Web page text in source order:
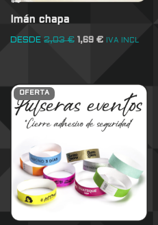
Imán chapa
DESDE 2,03€ 1,69 € IVA INCL
OFERTA